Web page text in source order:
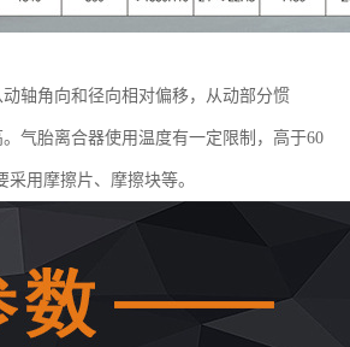
轴角向和径向相对偏移，从动部分惯
气胎离合器使用温度有一定限制，高于60
用摩擦片、摩擦块等。